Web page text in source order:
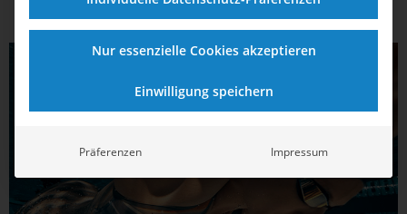
Nur essenzielle Cookies akzeptieren
Einwilligung speichern
Präferenzen Impressum